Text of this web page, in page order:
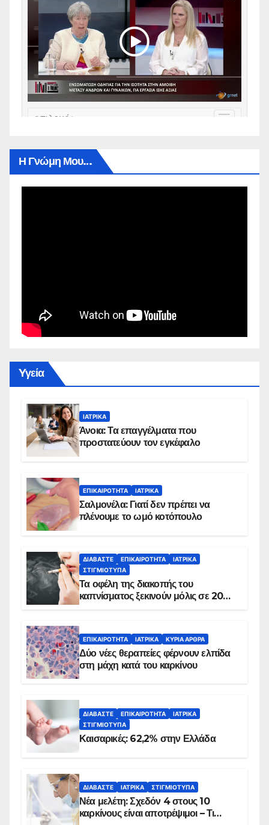
Η Γνώμη Μου…
Yγεία
ΙΑΤΡΙΚΆ
Άνοια: Τα επαγγέλματα που
προστατεύουν τον εγκέφαλο
ΕΠΙΚΑΙΡΌΤΗΤΑ ΙΑΤΡΙΚΆ
Σαλμονέλα: Γιατί δεν πρέπει να
πλένουμε το ωμό κοτόπουλο
ΔΙΑΒΆΣΤΕ ΕΠΙΚΑΙΡΌΤΗΤΑ
ΙΑΤΡΙΚΆ
ΣΤΙΓΜΙΌΤΥΠΑ
Τα οφέλη της διακοπής του
καπνίσματος ξεκινούν μόλις σε 20
ΕΠΙΚΑΙΡΌΤΗΤΑ ΙΑΤΡΙΚΆ ΚΥΡΙΑ ΑΡΘΡΑ
Δύο νέες θεραπείες φέρνουν ελπίδα
στη μάχη κατά του καρκίνου
ΔΙΑΒΆΣΤΕ ΕΠΙΚΑΙΡΌΤΗΤΑ
ΙΑΤΡΙΚΆ
ΣΤΙΓΜΙΌΤΥΠΑ
Καισαρικές: 62,2% στην Ελλάδα
ΔΙΑΒΆΣΤΕ ΙΑΤΡΙΚΆ ΣΤΙΓΜΙΌΤΥΠΑ
Νέα μελέτη: Σχεδόν 4 στους 10
καρκίνους είναι αποτρέψιμοι – Τι